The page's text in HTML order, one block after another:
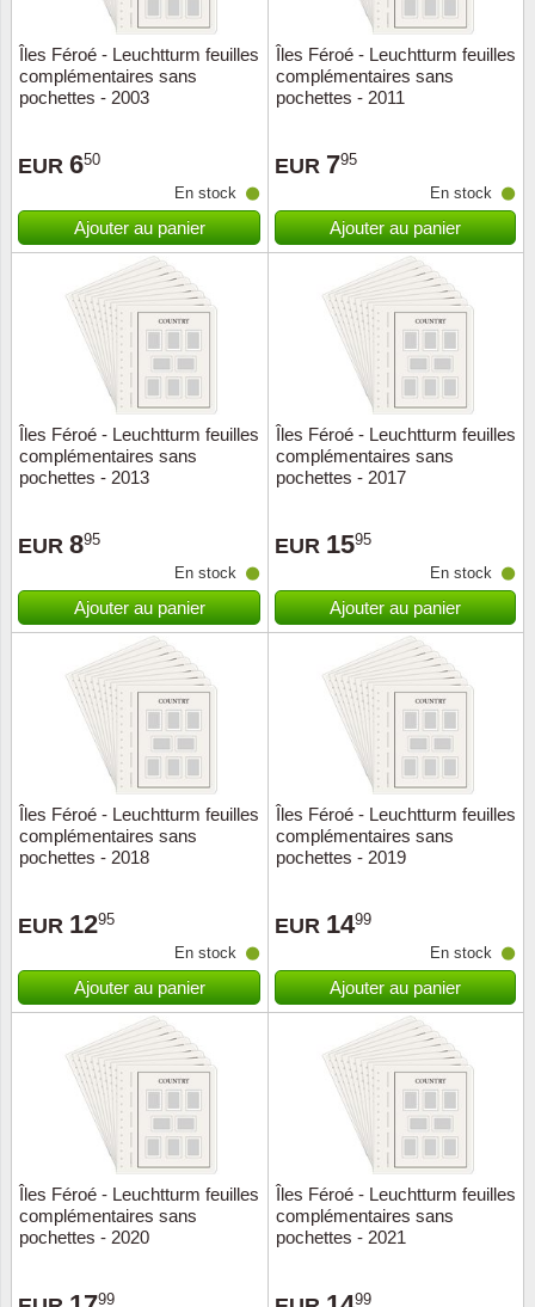
Îles Féroé - Leuchtturm feuilles
complémentaires sans
pochettes - 2003
EUR 650
En stock
Ajouter au panier
Îles Féroé - Leuchtturm feuilles
complémentaires sans
pochettes - 2011
EUR 795
En stock
Ajouter au panier
Îles Féroé - Leuchtturm feuilles
complémentaires sans
pochettes - 2013
EUR 895
En stock
Ajouter au panier
Îles Féroé - Leuchtturm feuilles
complémentaires sans
pochettes - 2017
EUR 1595
En stock
Ajouter au panier
Îles Féroé - Leuchtturm feuilles
complémentaires sans
pochettes - 2018
EUR 1295
En stock
Ajouter au panier
Îles Féroé - Leuchtturm feuilles
complémentaires sans
pochettes - 2019
EUR 1499
En stock
Ajouter au panier
Îles Féroé - Leuchtturm feuilles
complémentaires sans
pochettes - 2020
99
Îles Féroé - Leuchtturm feuilles
complémentaires sans
pochettes - 2021
99